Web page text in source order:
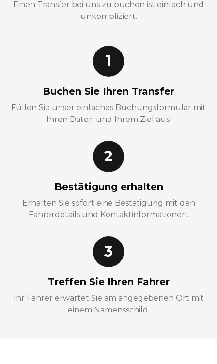
Einen Transfer bei uns zu buchen ist einfach und
unkompliziert.
1
Buchen Sie Ihren Transfer
Füllen Sie unser einfaches Buchungsformular mit
Ihren Daten und Ihrem Ziel aus.
2
Bestätigung erhalten
Erhalten Sie sofort eine Bestätigung mit den
Fahrerdetails und Kontaktinformationen.
3
Treffen Sie Ihren Fahrer
Ihr Fahrer erwartet Sie am angegebenen Ort mit
einem Namensschild.